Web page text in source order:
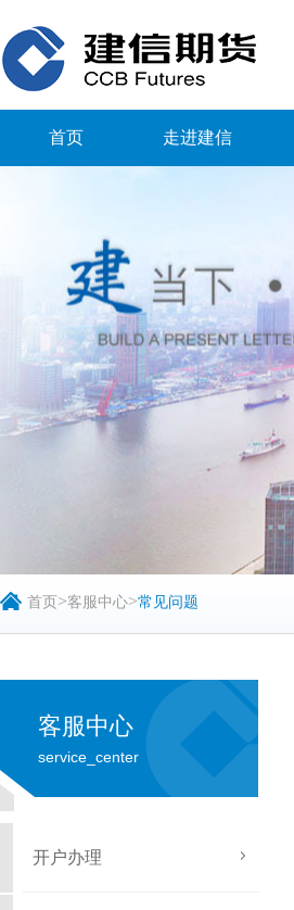
首页 走进建信
首页 >客服中心>常见问题
客服中心
service_center
开户办理